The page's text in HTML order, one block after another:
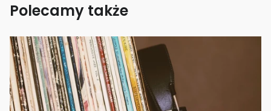
Polecamy także